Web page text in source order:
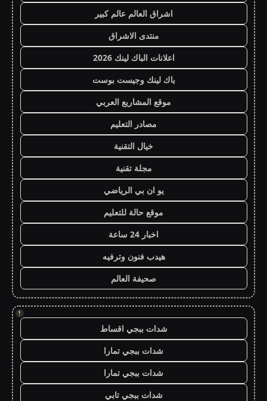
اشراق العالم عالم كبير
منتدى الاشراق
اعلانات الباك لينك 2026
باك لينك وجيست بوست
موقع المشاريع العربي
مصادر التعليم
خيال التقنية
مجلة تقنية
يو ان بي الرياضي
موقع حالة للتعليم
اخبار 24 ساعة
هيدب فنون وترفيه
صحيفة العالم
!
شدات ببجي اقساط
شدات ببجي تمارا
شدات ببجي تمارا
شدات ببجي تابي